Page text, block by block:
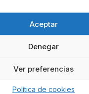
Aceptar
Denegar
Ver preferencias
Política de cookies